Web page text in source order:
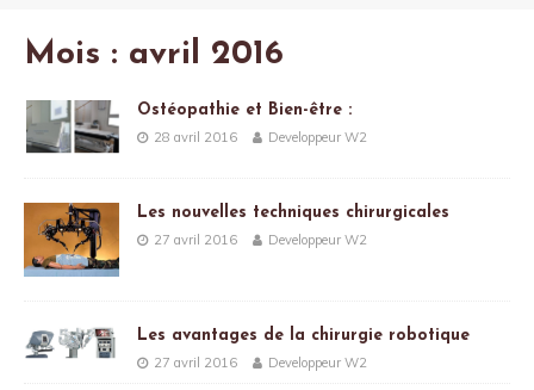
Mois : avril 2016
Ostéopathie et Bien-être :
28 avril 2016 Developpeur W2
Les nouvelles techniques chirurgicales
27 avril 2016 Developpeur W2
Les avantages de la chirurgie robotique
27 avril 2016 Developpeur W2